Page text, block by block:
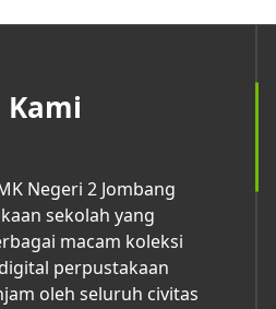
Kami
Negeri 2 Jombang
sekolah yang
macam koleksi
perpustakaan
oleh seluruh civitas